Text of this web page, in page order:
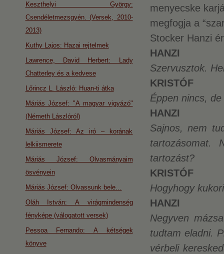
menyecske
megfogja a
Stocker Hanzi
HANZI
Szervusztok.
KRISTÓF
Éppen nincs,
HANZI
Sajnos, nem
tartozásomat.
tartozást?
KRISTÓF
Hogyhogy
HANZI
Negyven
tudtam eladni.
vérbeli
Keszthelyi György:
Csendéletmezsgyén. (Versek, 2010-
2013)
Kuthy Lajos: Hazai rejtelmek
Lawrence, David Herbert: Lady
Chatterley és a kedvese
Lőrincz L. László: Huan-ti átka
Máriás József: "A magyar vigyázó"
(Németh Lászlóról)
Máriás József: Az iró – korának
lelkiismerete
Máriás József: Olvasmányaim
ösvényein
Máriás József: Olvassunk bele…
Oláh István: A virágmindenség
fényképe (válogatott versek)
Pessoa Fernando: A kétségek
könyve